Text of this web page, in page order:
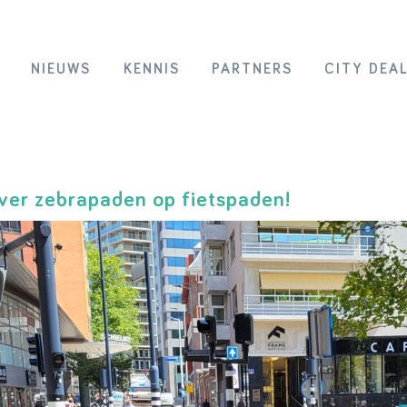
NIEUWS KENNIS PARTNERS CITY DEAL
zebrapaden op fietspaden!